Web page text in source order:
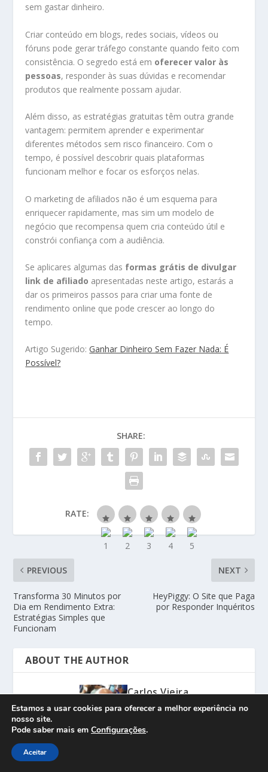
sem gastar dinheiro.
Criar conteúdo em blogs, redes sociais, vídeos ou
fóruns pode gerar tráfego constante quando feito com
consistência. O segredo está em oferecer valor às
pessoas, responder às suas dúvidas e recomendar
produtos que realmente possam ajudar.
Além disso, as estratégias gratuitas têm outra grande
vantagem: permitem aprender e experimentar
diferentes métodos sem risco financeiro. Com o
tempo, é possível descobrir quais plataformas
funcionam melhor e focar os esforços nelas.
O marketing de afiliados não é um esquema para
enriquecer rapidamente, mas sim um modelo de
negócio que recompensa quem cria conteúdo útil e
constrói confiança com a audiência.
Se aplicares algumas das formas grátis de divulgar
link de afiliado apresentadas neste artigo, estarás a
dar os primeiros passos para criar uma fonte de
rendimento online que pode crescer ao longo do
tempo.
Artigo Sugerido:Ganhar Dinheiro Sem Fazer Nada: É
Possível?
SHARE:
RATE:
PREVIOUS
Transforma 30 Minutos por
Dia em Rendimento Extra:
Estratégias Simples que
Funcionam
NEXT
HeyPiggy: O Site que Paga
por Responder Inquéritos
ABOUT THE AUTHOR
Carlos Vieira
Estamos a usar cookies para oferecer a melhor experiência no
nosso site.
Pode saber mais em Configurações.
Aceitar